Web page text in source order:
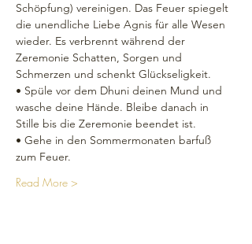
Schöpfung) vereinigen. Das Feuer spiegelt
die unendliche Liebe Agnis für alle Wesen
wieder. Es verbrennt während der
Zeremonie Schatten, Sorgen und
Schmerzen und schenkt Glückseligkeit.
• Spüle vor dem Dhuni deinen Mund und
wasche deine Hände. Bleibe danach in
Stille bis die Zeremonie beendet ist.
• Gehe in den Sommermonaten barfuß
zum Feuer.
Read More >